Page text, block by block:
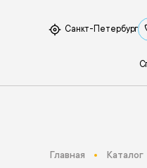
Санкт-Петербург
Главная Каталог